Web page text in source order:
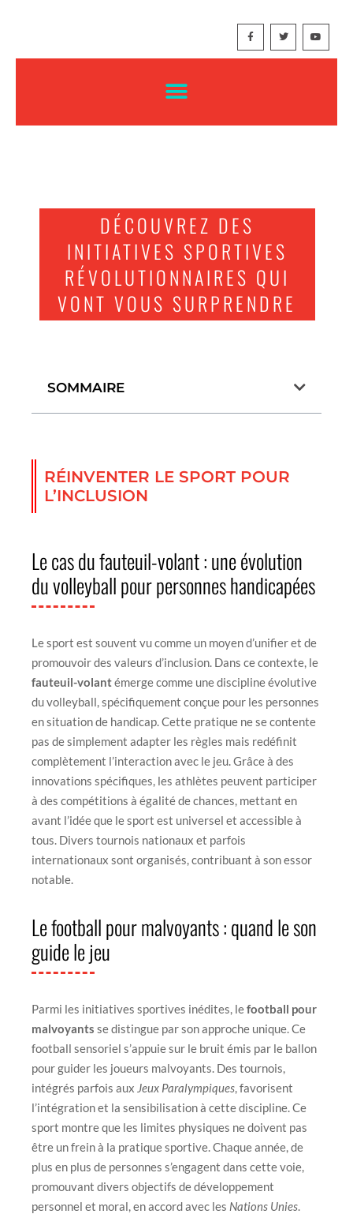
DÉCOUVREZ DES
INITIATIVES SPORTIVES
RÉVOLUTIONNAIRES QUI
VONT VOUS SURPRENDRE
SOMMAIRE
RÉINVENTER LE SPORT POUR
L’INCLUSION
Le cas du fauteuil-volant : une évolution
du volleyball pour personnes handicapées
Le sport est souvent vu comme un moyen d’unifier et de
promouvoir des valeurs d’inclusion. Dans ce contexte, le
fauteuil-volantémerge comme une discipline évolutive
du volleyball, spécifiquement conçue pour les personnes
en situation de handicap. Cette pratique ne se contente
pas de simplement adapter les règles mais redéfinit
complètement l’interaction avec le jeu. Grâce à des
innovations spécifiques, les athlètes peuvent participer
à des compétitions à égalité de chances, mettant en
avant l’idée que le sport est universel et accessible à
tous. Divers tournois nationaux et parfois
internationaux sont organisés, contribuant à son essor
notable.
Le football pour malvoyants : quand le son
guide le jeu
Parmi les initiatives sportives inédites, lefootball pour
malvoyants se distingue par son approche unique. Ce
football sensoriel s’appuie sur le bruit émis par le ballon
pour guider les joueurs malvoyants. Des tournois,
intégrés parfois aux Jeux Paralympiques , favorisent
l’intégration et la sensibilisation à cette discipline. Ce
sport montre que les limites physiques ne doivent pas
être un frein à la pratique sportive. Chaque année, de
plus en plus de personnes s’engagent dans cette voie,
promouvant divers objectifs de développement
personnel et moral, en accord avec les Nations Unies